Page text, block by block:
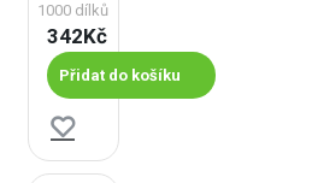
1000 dílků
342Kč
Přidat do košíku